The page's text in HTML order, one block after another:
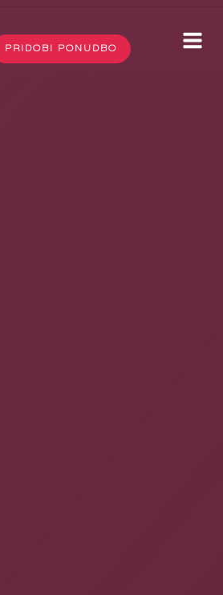
PRIDOBI PONUDBO